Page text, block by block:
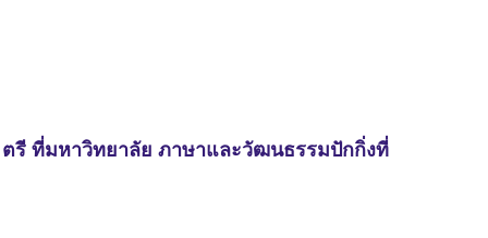
รี ที่มหาวิทยาลัย ภาษาและวัฒนธรรมปักกิ่งที่